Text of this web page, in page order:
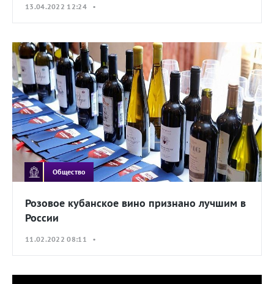
13.04.2022 12:24 •
Общество
Розовое кубанское вино признано лучшим в
России
11.02.2022 08:11 •